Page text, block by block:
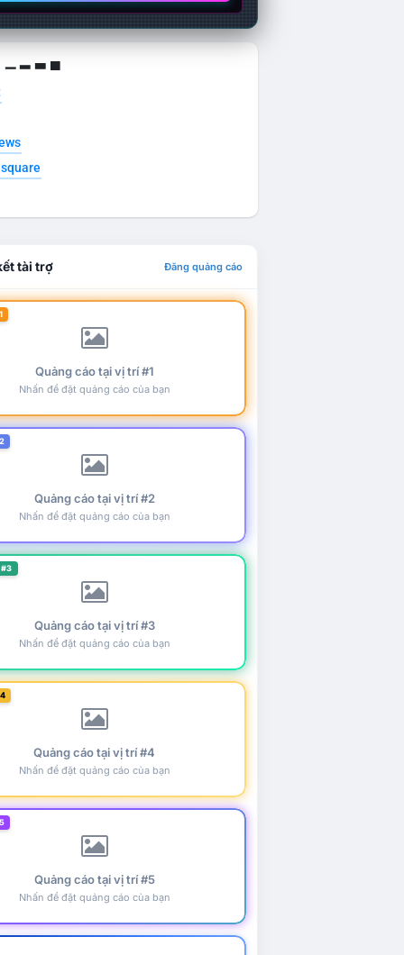
▁ ▂ ▃ ▄
tài trợ Đăng quảng cáo
Quảng cáo tại vị trí #1
Nhấn để đặt quảng cáo của bạn
Quảng cáo tại vị trí #2
Nhấn để đặt quảng cáo của bạn
Quảng cáo tại vị trí #3
Nhấn để đặt quảng cáo của bạn
Quảng cáo tại vị trí #4
Nhấn để đặt quảng cáo của bạn
Quảng cáo tại vị trí #5
Nhấn để đặt quảng cáo của bạn